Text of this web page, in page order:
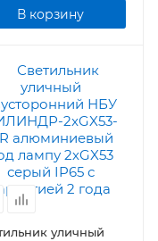
В корзину
уличный